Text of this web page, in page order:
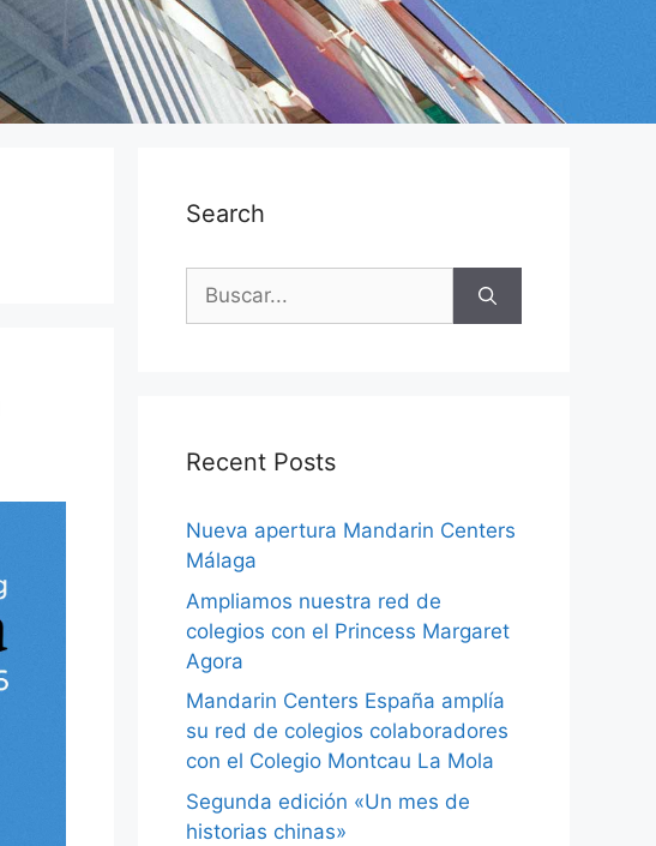
Search
Recent Posts
Nueva apertura Mandarin Centers
Málaga
Ampliamos nuestra red de
colegios con el Princess Margaret
Agora
Mandarin Centers España amplía
su red de colegios colaboradores
con el Colegio Montcau La Mola
Segunda edición «Un mes de
historias chinas»